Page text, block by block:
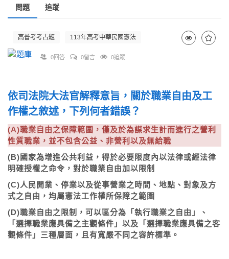
問題 追蹤
高普考考古題 113年高考中華民國憲法
0回答 0留言 0追蹤
依司法院大法官解釋意旨，關於職業自由及工
作權之敘述，下列何者錯誤？
(A)職業自由之保障範圍，僅及於為謀求生計而進行之營利
性質職業，並不包含公益、非營利以及無給職
(B)國家為增進公共利益，得於必要限度內以法律或經法律
明確授權之命令，對於職業自由加以限制
(C)人民開業、停業以及從事營業之時間、地點、對象及方
式之自由，均屬憲法工作權所保障之範圍
(D)職業自由之限制，可以區分為「執行職業之自由」、
「選擇職業應具備之主觀條件」以及「選擇職業應具備之客
觀條件」三種層面，且有寬嚴不同之容許標準。